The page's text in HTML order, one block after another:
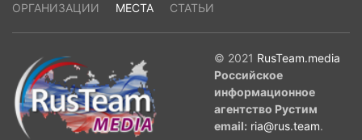
ОРГАНИЗАЦИИ
МЕСТА СТАТЬИ
© 2021 RusTeam.media
Российское
информационное
агентство Рустим
email: ria@rus.team.